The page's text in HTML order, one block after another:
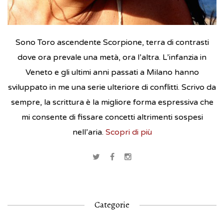
Sono Toro ascendente Scorpione, terra di contrasti
dove ora prevale una metà, ora l’altra. L’infanzia in
Veneto e gli ultimi anni passati a Milano hanno
sviluppato in me una serie ulteriore di conflitti. Scrivo da
sempre, la scrittura è la migliore forma espressiva che
mi consente di fissare concetti altrimenti sospesi
nell’aria. Scopri di più
Categorie